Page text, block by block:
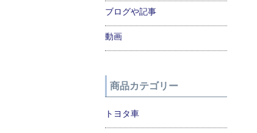
ブログや記事
動画
商品カテゴリー
トヨタ車